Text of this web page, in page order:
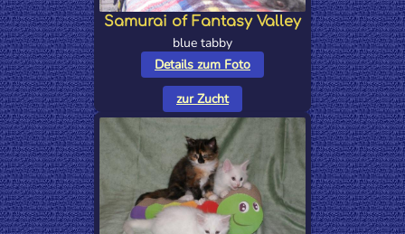
Samurai of Fantasy Valley
blue tabby
Details zum Foto
zur Zucht